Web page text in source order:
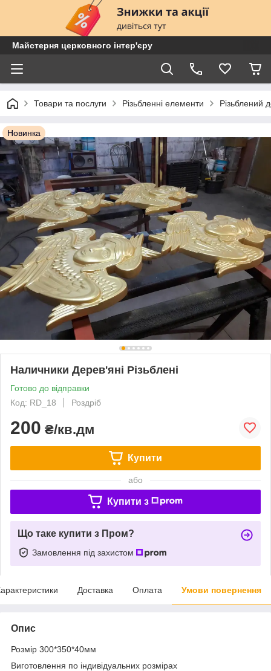
Майстерня церковного інтер'єру
Товари та послуги Різьбленні елементи Різьблений
Новинка
Наличники Дерев'яні Різьблені
Готово до відправки
Код: RD_18
Роздріб
200 ₴/кв.дм
Купити
або
Купити з
Що таке купити з Пром?
Замовлення під захистом
Доставка Оплата Умови повернення
Опис
Розмір 300*350*40мм
Виготовлення по індивідуальних розмірах